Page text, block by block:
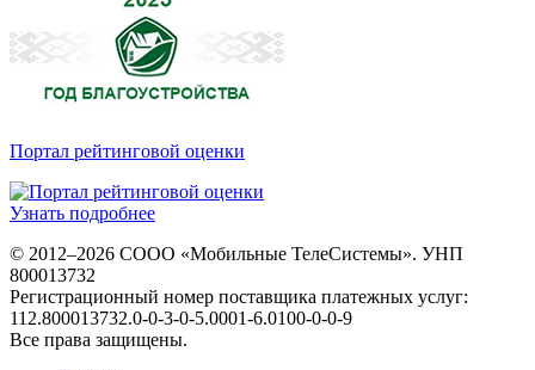
Портал рейтинговой оценки
Узнать подробнее
© 2012–2026 СООО «Мобильные ТелеСистемы». УНП
800013732
Регистрационный номер поставщика платежных услуг:
112.800013732.0-0-3-0-5.0001-6.0100-0-0-9
Все права защищены.